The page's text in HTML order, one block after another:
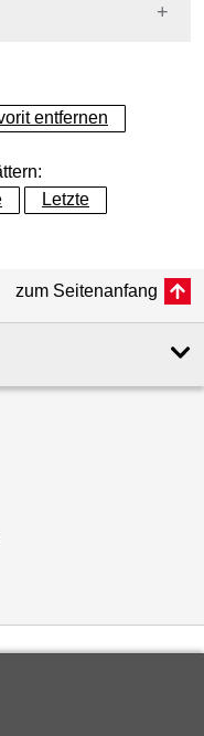
entfernen
Letzte
zum Seitenanfang